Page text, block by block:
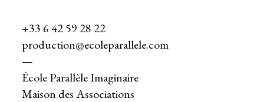
+33 6 42 59 28 22
production@ecoleparallele.com
—
École Parallèle Imaginaire
Maison des Associations